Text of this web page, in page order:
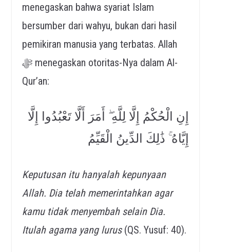
menegaskan bahwa syariat Islam
bersumber dari wahyu, bukan dari hasil
pemikiran manusia yang terbatas. Allah
ﷻ menegaskan otoritas-Nya dalam Al-
Qur’an:
إِنِ الْحُكْمُ إِلَّا لِلَّهِ ۖ أَمَرَ أَلَّا تَعْبُدُوا إِلَّا
إِيَّاهُ ۚ ذَٰلِكَ الدِّينُ الْقَيِّمُ
Keputusan itu hanyalah kepunyaan
Allah. Dia telah memerintahkan agar
kamu tidak menyembah selain Dia.
Itulah agama yang lurus(QS. Yusuf: 40).